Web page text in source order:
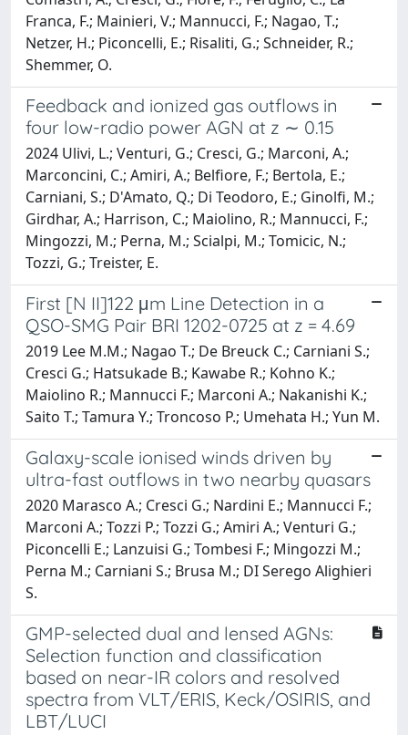
Franca, F.; Mainieri, V.; Mannucci, F.; Nagao, T.;
Netzer, H.; Piconcelli, E.; Risaliti, G.; Schneider, R.;
Shemmer, O.
Feedback and ionized gas outflows in
four low-radio power AGN at z ∼ 0.15
2024 Ulivi, L.; Venturi, G.; Cresci, G.; Marconi, A.;
Marconcini, C.; Amiri, A.; Belfiore, F.; Bertola, E.;
Carniani, S.; D'Amato, Q.; Di Teodoro, E.; Ginolfi, M.;
Girdhar, A.; Harrison, C.; Maiolino, R.; Mannucci, F.;
Mingozzi, M.; Perna, M.; Scialpi, M.; Tomicic, N.;
Tozzi, G.; Treister, E.
First [N II]122 μm Line Detection in a
QSO-SMG Pair BRI 1202-0725 at z = 4.69
2019 Lee M.M.; Nagao T.; De Breuck C.; Carniani S.;
Cresci G.; Hatsukade B.; Kawabe R.; Kohno K.;
Maiolino R.; Mannucci F.; Marconi A.; Nakanishi K.;
Saito T.; Tamura Y.; Troncoso P.; Umehata H.; Yun M.
Galaxy-scale ionised winds driven by
ultra-fast outflows in two nearby quasars
2020 Marasco A.; Cresci G.; Nardini E.; Mannucci F.;
Marconi A.; Tozzi P.; Tozzi G.; Amiri A.; Venturi G.;
Piconcelli E.; Lanzuisi G.; Tombesi F.; Mingozzi M.;
Perna M.; Carniani S.; Brusa M.; DI Serego Alighieri
S.
GMP-selected dual and lensed AGNs:
Selection function and classification
based on near-IR colors and resolved
spectra from VLT/ERIS, Keck/OSIRIS, and
LBT/LUCI